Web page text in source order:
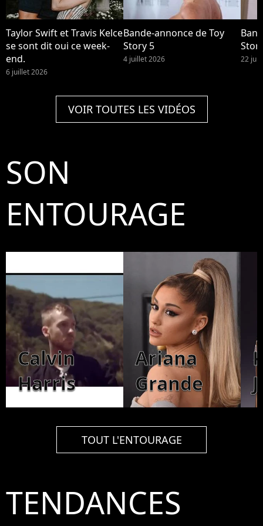
Taylor Swift et Travis Kelce
se sont dit oui ce week-
end.
6 juillet 2026
Bande-annonce de Toy
Story 5
4 juillet 2026 22
VOIR TOUTES LES VIDÉOS
SON
ENTOURAGE
Calvin
Harris
Ariana
Grande
TOUT L'ENTOURAGE
TENDANCES